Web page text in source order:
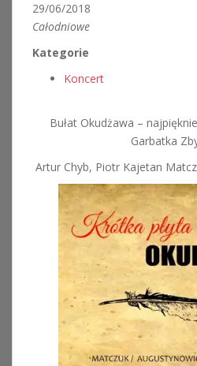
29/06/2018
Całodniowe
Kategorie
Koncert
Bułat Okudżawa –
Garbatka
Artur Chyb, Piotr Kajetan